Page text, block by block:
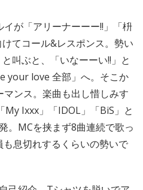
が「アリーナーーー!!」「枡
てコール&レスポンス。勢い
叫ぶと、「いなーーい!!」と
your love 全部」へ。そこか
ンス。楽曲も出し惜しみす
Ixxx」「IDOL」「BiS」と
。MCを挟まず8曲連続で歌っ
息切れするくらいの勢いで